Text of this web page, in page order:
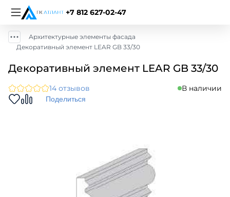
+7 812 627-02-47
Архитектурные элементы фасада
Декоративный элемент LEAR GB 33/30
Декоративный элемент LEAR GB 33/30
14 отзывов В наличии
Поделиться